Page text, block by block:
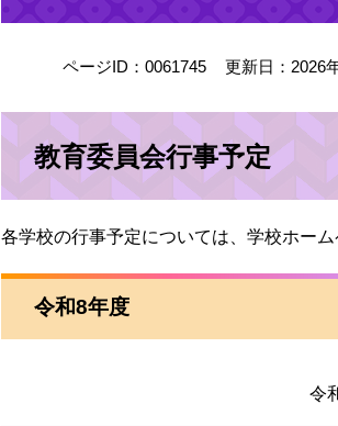
ページID：0061745 更新日：2026
教育委員会行事予定
各学校の行事予定については、学校ホーム
令和8年度
令